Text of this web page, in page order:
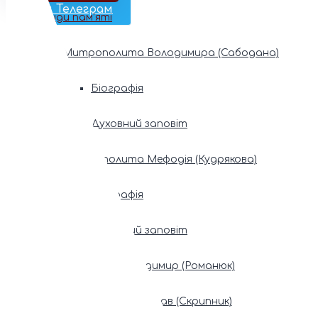
Наш Телеграм
Фонди пам’яті
Митрополита Володимира (Сабодана)
Біографія
Духовний заповіт
Митрополита Мефодія (Кудрякова)
Біографія
Духовний заповіт
Патріарх Володимир (Романюк)
Патріарх Мстислав (Скрипник)